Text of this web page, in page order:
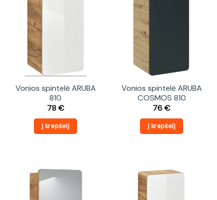
Vonios spintelė ARUBA
810
78€
Į krepšelį
Vonios spintelė ARUBA
COSMOS 810
76€
Į krepšelį